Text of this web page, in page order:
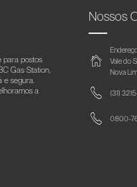
para postos
Gas Station,
e segura.
a
Nossos
Vale do
Nova
(31)
0800-